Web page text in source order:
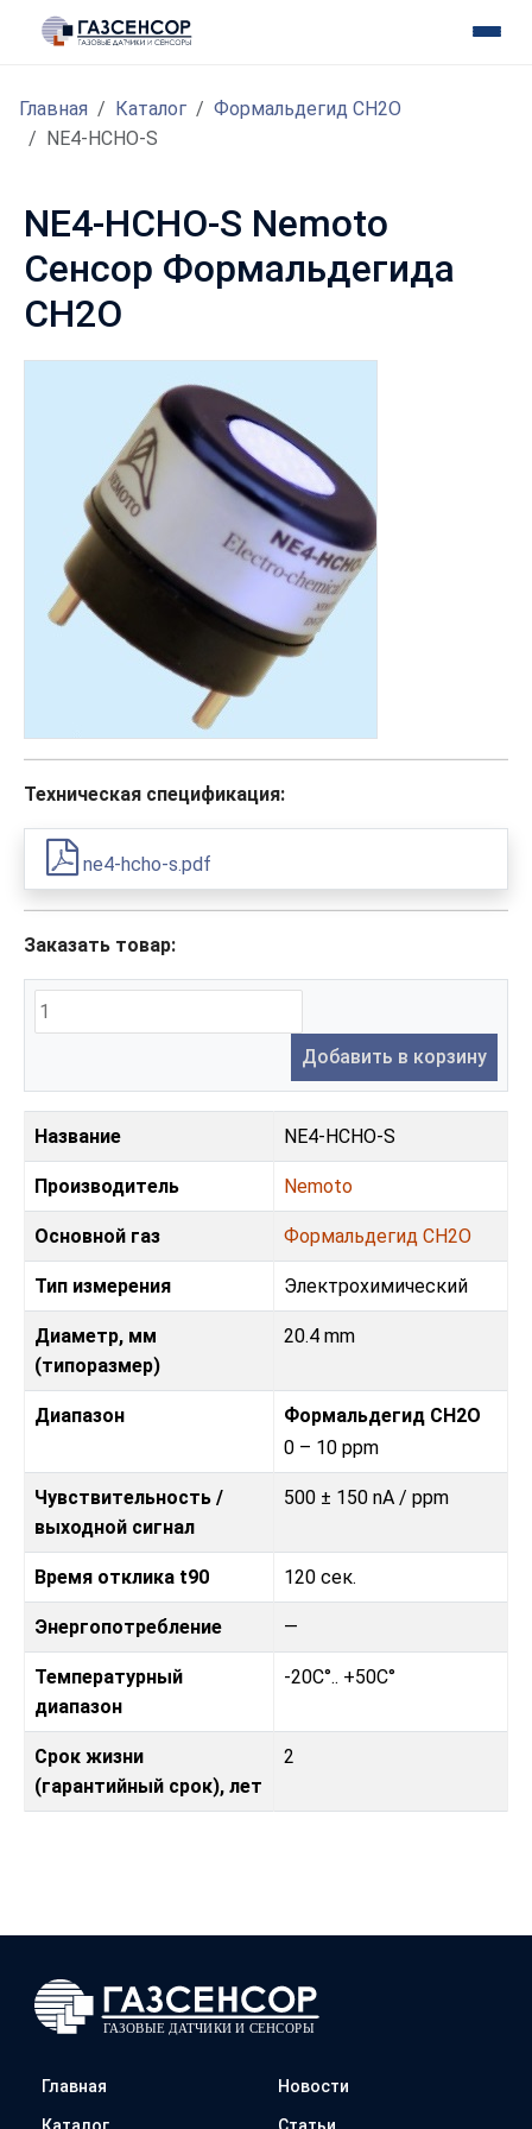
Главная Каталог
Формальдегид CH2O
NE4-HCHO-S
NE4-HCHO-S Nemoto
Сенсор Формальдегида
CH2O
Техническая спецификация:
ne4-hcho-s.pdf
Заказать товар:
Добавить в корзину
Название NE4-HCHO-S
Производитель Nemoto
Основной газ Формальдегид CH2O
Тип измерения Электрохимический
Диаметр, мм
(типоразмер)
20.4 mm
Диапазон
Формальдегид CH2O
0 – 10 ppm
Чувствительность /
выходной сигнал
500 ± 150 nA / ppm
Время отклика t90 120 сек.
Энергопотребление —
Температурный
диапазон
-20C°.. +50C°
Срок жизни
(гарантийный срок), лет
2
Главная Новости